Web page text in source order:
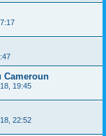
Cameroun
19:45
22:52